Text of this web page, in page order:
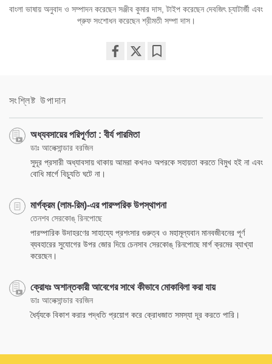
বাংলা ভাষায় অনুবাদ ও সম্পাদন করেছেন সঞ্জীব কুমার দাস, টাইপ করেছেন দেবজিৎ চ্যাটার্জী এবং
প্রুফ সংশোধন করেছেন শ্রীমতী সম্পা দাস।
সংশ্লিষ্ট উপাদান
অধ্যবসায়ের পরিপূর্ণতা : বীর্য পারমিতা
ডাঃ আলেক্সান্ডার বরজিন
সুদূর প্রসারী অধ্যাবসায় থাকায় আমরা কখনও অপরকে সহায়তা করতে বিমুখ হই না এবং
বোধি মার্গে বিচ্যুতি ঘটে না।
মার্গক্রম (লাম-রিম)-এর পারম্পরিক উপস্থাপনা
তেনশব সেরকোঙ্‌ রিনপোছে
পারম্পারিক উদাহরণের সাহায্যে প্রশংসার গুরুত্ব ও মহামূল্যবান মানবজীবনের পূর্ণ
ব্যবহারের সুযোগের উপর জোর দিয়ে চেনসাব সেরকোঙ্‌ রিনপোছে মার্গ ক্রমের ব্যাখ্যা
করেছেন।
ক্রোধঃ অশান্তকারী আবেগের সাথে কীভাবে মোকাবিলা করা যায়
ডাঃ আলেক্সান্ডার বরজিন
ধৈর্য্যকে বিকাশ করার পদ্ধতি প্রয়োগ করে ক্রোধজাত সমস্যা দূর করতে পারি।